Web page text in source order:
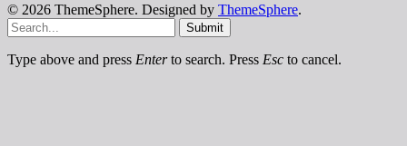
© 2026 ThemeSphere. Designed by ThemeSphere.
Submit
Type above and press Enterto search. Press Esc to cancel.